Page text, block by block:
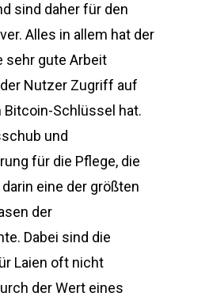
sind daher für den
Alles in allem hat der
sehr gute Arbeit
Nutzer Zugriff auf
Bitcoin-Schlüssel hat.
und
für die Pflege, die
eine der größten
der
Dabei sind die
Laien oft nicht
der Wert eines